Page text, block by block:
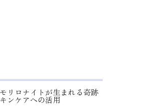
リロナイトが生まれる奇跡
ンケアへの活用